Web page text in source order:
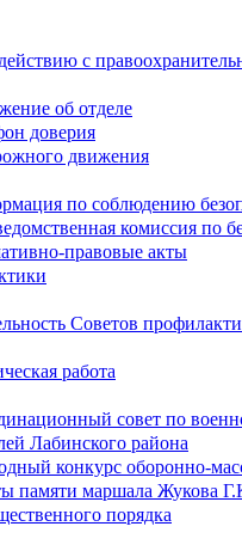
с
об отделе
доверия
движения
по соблюдению
комиссия по
правовые акты
Советов
работа
совет по
Лабинского района
конкурс оборонно-
памяти маршала Жукова
порядка